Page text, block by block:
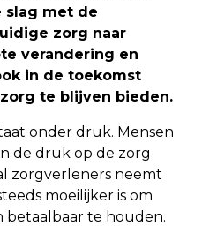
slag met de
zorg naar
verandering en
in de toekomst
te blijven bieden.
onder druk. Mensen
de druk op de zorg
zorgverleners neemt
moeilijker is om
betaalbaar te houden.